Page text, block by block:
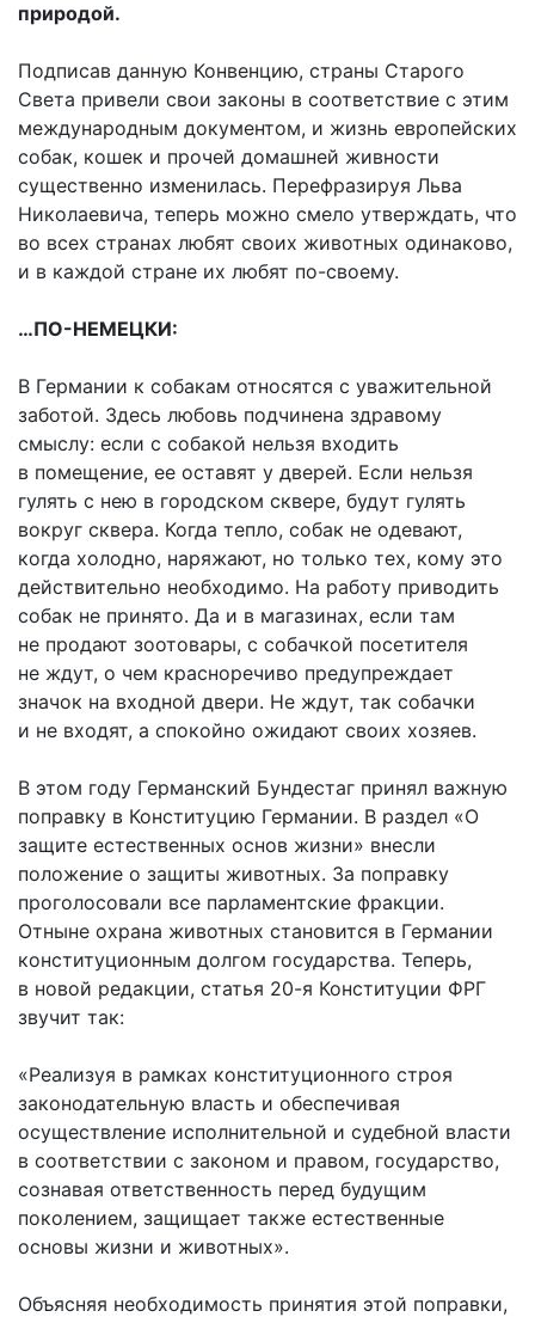
природой.
Подписав данную Конвенцию, страны Старого
Света привели свои законы в соответствие с этим
международным документом, и жизнь европейских
собак, кошек и прочей домашней живности
существенно изменилась. Перефразируя Льва
Николаевича, теперь можно смело утверждать, что
во всех странах любят своих животных одинаково,
и в каждой стране их любят по-своему.
…ПО-НЕМЕЦКИ:
В Германии к собакам относятся с уважительной
заботой. Здесь любовь подчинена здравому
смыслу: если с собакой нельзя входить
в помещение, ее оставят у дверей. Если нельзя
гулять с нею в городском сквере, будут гулять
вокруг сквера. Когда тепло, собак не одевают,
когда холодно, наряжают, но только тех, кому это
действительно необходимо. На работу приводить
собак не принято. Да и в магазинах, если там
не продают зоотовары, с собачкой посетителя
не ждут, о чем красноречиво предупреждает
значок на входной двери. Не ждут, так собачки
и не входят, а спокойно ожидают своих хозяев.
В этом году Германский Бундестаг принял важную
поправку в Конституцию Германии. В раздел «О
защите естественных основ жизни» внесли
положение о защиты животных. За поправку
проголосовали все парламентские фракции.
Отныне охрана животных становится в Германии
конституционным долгом государства. Теперь,
в новой редакции, статья 20-я Конституции ФРГ
звучит так:
«Реализуя в рамках конституционного строя
законодательную власть и обеспечивая
осуществление исполнительной и судебной власти
в соответствии с законом и правом, государство,
сознавая ответ­ственность перед будущим
поколением, защищает также естественные
основы жизни и животных».
Объясняя необходимость принятия этой поправки,